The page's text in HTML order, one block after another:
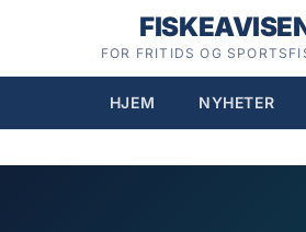
FOR FRITIDS OG
HJEM NYHETER